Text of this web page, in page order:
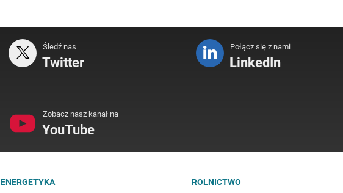
Śledź nas
Twitter
Połącz się z nami
LinkedIn
Zobacz nasz kanał na
YouTube
ENERGETYKA ROLNICTWO